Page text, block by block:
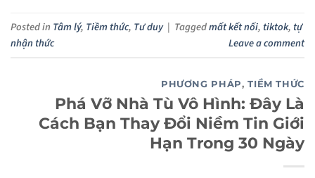
Posted in Tâm lý, Tiềm thức, Tư duy | Taggedmất kết nối, tiktok, tự
nhận thức
Leave a comment
PHƯƠNG PHÁP,TIỀM THỨC
Phá Vỡ Nhà Tù Vô Hình: Đây Là
Cách Bạn Thay Đổi Niềm Tin Giới
Hạn Trong 30 Ngày